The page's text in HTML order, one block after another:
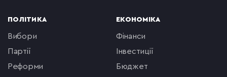
ПОЛІТИКА
вибори
партії
реформи
ЕКОНОМІКА
фінанси
інвестиції
бюджет